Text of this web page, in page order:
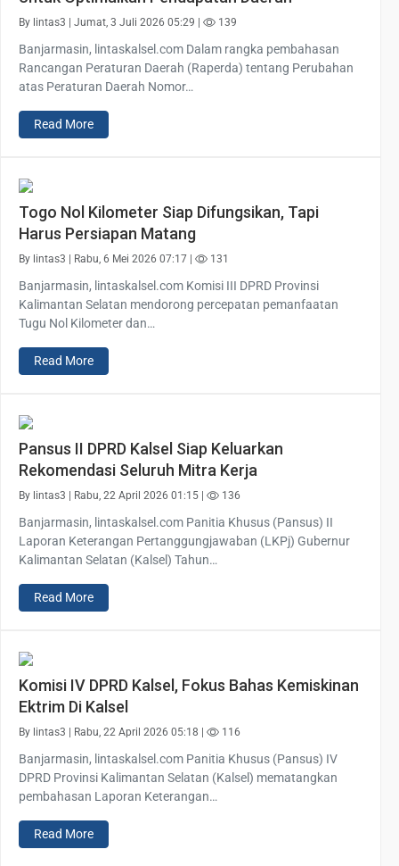
By lintas3 | Jumat, 3 Juli 2026 05:29 | 139
Banjarmasin, lintaskalsel.com Dalam rangka pembahasan
Rancangan Peraturan Daerah (Raperda) tentang Perubahan
atas Peraturan Daerah Nomor…
Read More
Togo Nol Kilometer Siap Difungsikan, Tapi
Harus Persiapan Matang
By lintas3 | Rabu, 6 Mei 2026 07:17 | 131
Banjarmasin, lintaskalsel.com Komisi III DPRD Provinsi
Kalimantan Selatan mendorong percepatan pemanfaatan
Tugu Nol Kilometer dan…
Read More
Pansus II DPRD Kalsel Siap Keluarkan
Rekomendasi Seluruh Mitra Kerja
By lintas3 | Rabu, 22 April 2026 01:15 | 136
Banjarmasin, lintaskalsel.com Panitia Khusus (Pansus) II
Laporan Keterangan Pertanggungjawaban (LKPj) Gubernur
Kalimantan Selatan (Kalsel) Tahun…
Read More
Komisi IV DPRD Kalsel, Fokus Bahas Kemiskinan
Ektrim Di Kalsel
By lintas3 | Rabu, 22 April 2026 05:18 | 116
Banjarmasin, lintaskalsel.com Panitia Khusus (Pansus) IV
DPRD Provinsi Kalimantan Selatan (Kalsel) mematangkan
pembahasan Laporan Keterangan…
Read More